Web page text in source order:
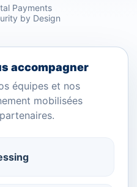
Payments
by Design
accompagner
équipes et nos
mobilisées